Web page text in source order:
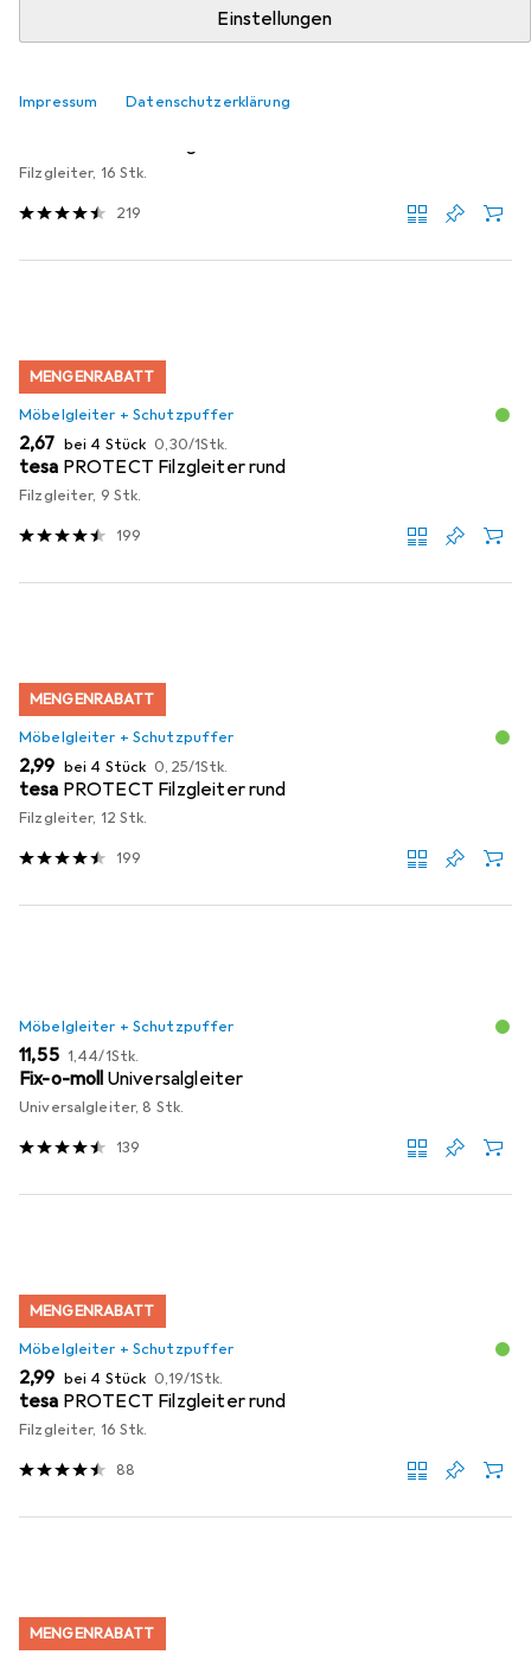
Einstellungen
Impressum Datenschutzerklärung
Möbelgleiter + Schutzpuffer
Filzgleiter, 16 Stk.
219
MENGENRABATT
Möbelgleiter + Schutzpuffer
EUR
2,67 bei 4 Stück EUR
0,30/1Stk.
tesa PROTECT Filzgleiter rund
Filzgleiter, 9 Stk.
199
MENGENRABATT
Möbelgleiter + Schutzpuffer
EUR
2,99 bei 4 Stück EUR
0,25/1Stk.
tesa PROTECT Filzgleiter rund
Filzgleiter, 12 Stk.
199
Möbelgleiter + Schutzpuffer
EUR
11,55 EUR
1,44/1Stk.
Fix-o-moll Universalgleiter
Universalgleiter, 8 Stk.
139
MENGENRABATT
Möbelgleiter + Schutzpuffer
EUR
2,99 bei 4 Stück EUR
0,19/1Stk.
tesa PROTECT Filzgleiter rund
Filzgleiter, 16 Stk.
88
MENGENRABATT